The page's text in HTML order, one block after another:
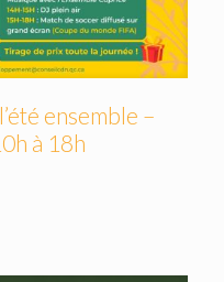
ensemble –
à 18h